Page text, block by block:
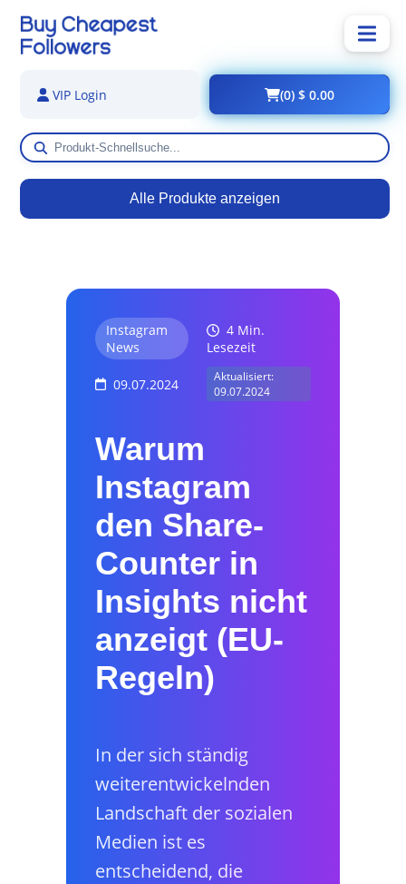
Alle Produkte anzeigen
VIP Login (0) $ 0.00
Instagram
News
4 Min.
Lesezeit
09.07.2024
Aktualisiert:
09.07.2024
Warum
Instagram
den Share-
Counter in
Insights nicht
anzeigt (EU-
Regeln)
In der sich ständig
weiterentwickelnden
Landschaft der sozialen
Medien ist es
entscheidend, die